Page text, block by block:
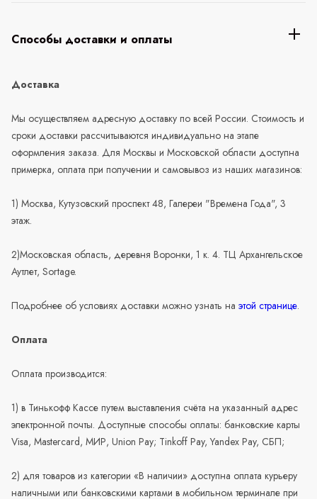
Способы доставки и оплаты
Доставка
Мы осуществляем адресную доставку по всей России. Стоимость и
сроки доставки рассчитываются индивидуально на этапе
оформления заказа. Для Москвы и Московской области доступна
примерка, оплата при получении и самовывоз из наших магазинов:
1) Москва, Кутузовский проспект 48, Галереи "Времена Года", 3
этаж.
2)Московская область, деревня Воронки, 1 к. 4. ТЦ Архангельское
Аутлет, Sortage.
Подробнее об условиях доставки можно узнать на этой странице.
Оплата
Оплата производится:
1) в Тинькофф Кассе путем выставления счёта на указанный адрес
электронной почты. Доступные способы оплаты: банковские карты
Visa, Mastercard, МИР, Union Pay; Tinkoff Pay, Yandex Pay, СБП;
2) для товаров из категории «В наличии» доступна оплата курьеру
наличными или банковскими картами в мобильном терминале при